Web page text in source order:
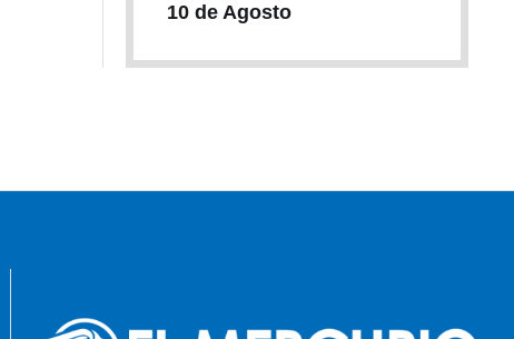
10 de Agosto